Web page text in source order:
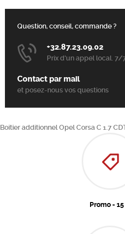
Question, conseil, commande ?
+32.87.23.09.02
Prix d'un appel local. 7/
Contact par mail
et posez-nous vos questions
Boitier additionnel Opel Corsa C 1.7
Promo - 15